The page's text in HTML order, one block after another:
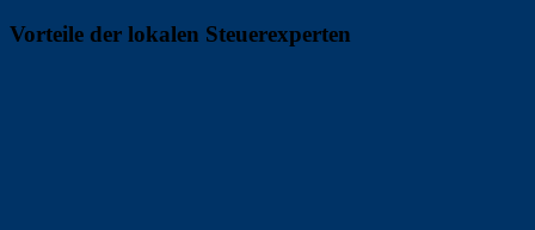
Vorteile der lokalen Steuerexperten